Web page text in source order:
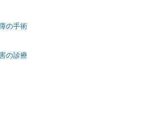
の手術
の診療